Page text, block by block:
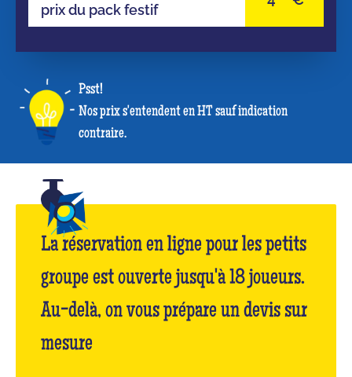
prix du pack festif
Psst!
Nos prix s'entendent en HT sauf indication
contraire.
La réservation en ligne pour les petits
groupe est ouverte jusqu'à 18 joueurs.
Au-delà, on vous prépare un devis sur
mesure